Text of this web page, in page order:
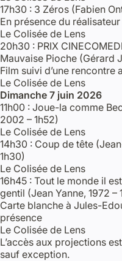
17h30 : 3 Zéros (Fabien
En présence du
Le Colisée de Lens
20h30 : PRIX
Mauvaise Pioche (Gérard
Film suivi d’une rencontre
Le Colisée de Lens
Dimanche 7 juin 2026
11h00 : Joue-la comme
2002 – 1h52)
Le Colisée de Lens
14h30 : Coup de tête
1h30)
Le Colisée de Lens
16h45 : Tout le monde il
gentil (Jean Yanne, 1972 –
Carte blanche à Jules-
présence
Le Colisée de Lens
L’accès aux projections
sauf exception.